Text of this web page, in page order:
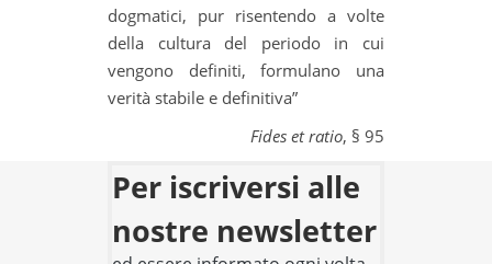
dogmatici, pur risentendo a volte
della cultura del periodo in cui
vengono definiti, formulano una
verità stabile e definitiva”
Fides et ratio, § 95
Per iscriversi alle
nostre newsletter